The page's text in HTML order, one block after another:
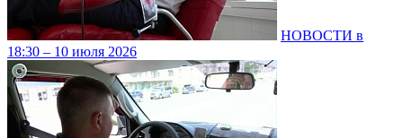
НОВОСТИ в
18:30 – 10 июля 2026